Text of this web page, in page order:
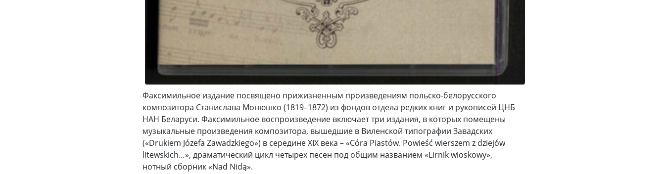
Факсимильное издание посвящено прижизненным произведениям польско-белорусского
композитора Станислава Монюшко (1819–1872) из фондов отдела редких книг и рукописей ЦНБ
НАН Беларуси. Факсимильное воспроизведение включает три издания, в которых помещены
музыкальные произведения композитора, вышедшие в Виленской типографии Завадских
(«Drukiem Józefa Zawadzkiego») в середине XIX века – «Córa Piastów. Powieść wierszem z dziejów
litewskich…», драматический цикл четырех песен под общим названием «Lirnik wioskowy»,
нотный сборник «Nad Nidą».